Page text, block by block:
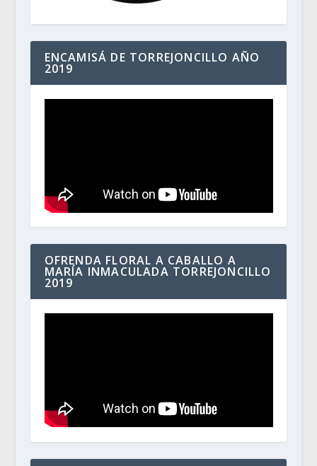
ENCAMISÁ DE TORREJONCILLO AÑO
2019
OFRENDA FLORAL A CABALLO A
MARÍA INMACULADA TORREJONCILLO
2019